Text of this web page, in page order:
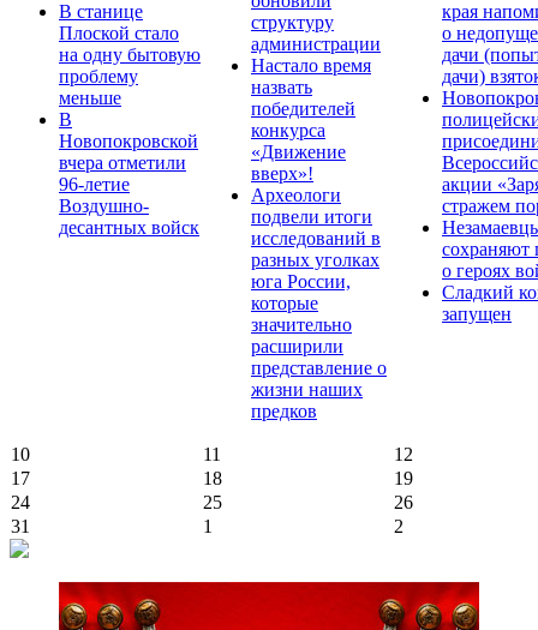
В станице
Плоской стало
на одну бытовую
проблему
меньше
В
Новопокровской
вчера отметили
96-летие
Воздушно-
десантных войск
структуру
администрации
Настало время
назвать
победителей
конкурса
«Движение
вверх»!
Археологи
подвели итоги
исследований в
разных уголках
юга России,
которые
значительно
расширили
представление о
жизни наших
предков
края
о
дачи
дачи)
акции
стражем
сохраняют
о героях
Сладкий
запущен
10 11
12
17
18
19
24
25
26
31
1 2